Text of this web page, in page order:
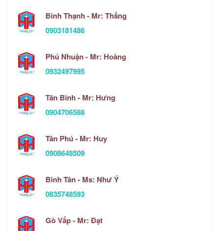
Bình Thạnh - Mr: Thắng
0903181486
Phú Nhuận - Mr: Hoàng
0932497995
Tân Bình - Mr: Hưng
0904706588
Tân Phú - Mr: Huy
0908648509
Bình Tân - Ms: Như Ý
0835748593
Gò Vấp - Mr: Đạt